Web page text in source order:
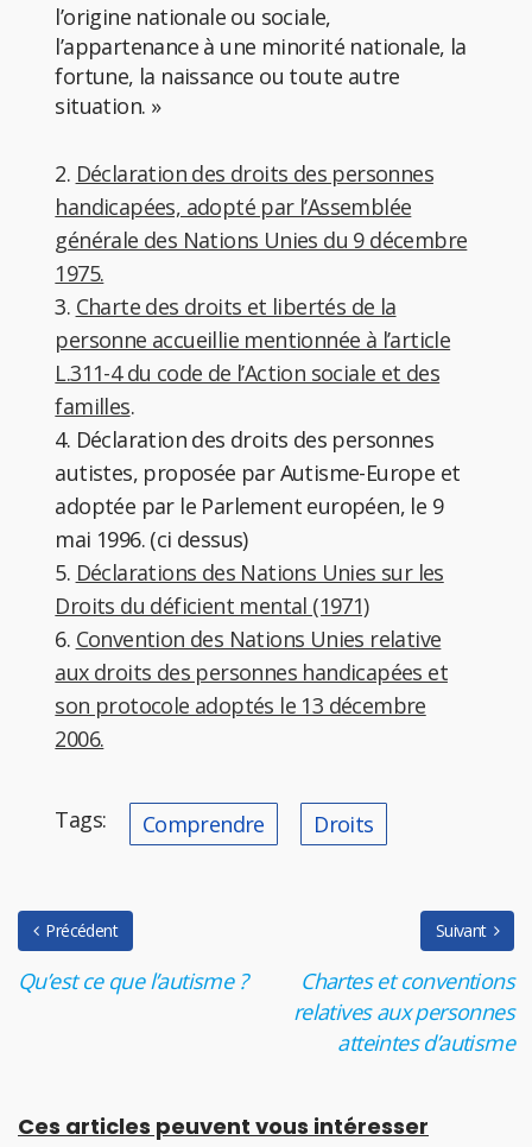
l’origine nationale ou sociale,
l’appartenance à une minorité nationale, la
fortune, la naissance ou toute autre
situation. »
2. Déclaration des droits des personnes
handicapées, adopté par l’Assemblée
générale des Nations Unies du 9 décembre
1975.
3. Charte des droits et libertés de la
personne accueillie mentionnée à l’article
L.311-4 du code de l’Action sociale et des
familles.
4. Déclaration des droits des personnes
autistes, proposée par Autisme-Europe et
adoptée par le Parlement européen, le 9
mai 1996. (ci dessus)
5. Déclarations des Nations Unies sur les
Droits du déficient mental (1971)
6. Convention des Nations Unies relative
aux droits des personnes handicapées et
son protocole adoptés le 13 décembre
2006.
Tags: Comprendre Droits
Précédent
Qu’est ce que l’autisme ?
Suivant
Chartes et conventions
relatives aux personnes
atteintes d’autisme
Ces articles peuvent vous intéresser